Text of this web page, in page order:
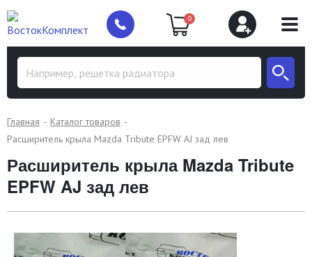
0
Главная
Каталог товаров
Расширитель крыла Mazda Tribute EPFW AJ зад лев
Расширитель крыла Mazda Tribute
EPFW AJ зад лев